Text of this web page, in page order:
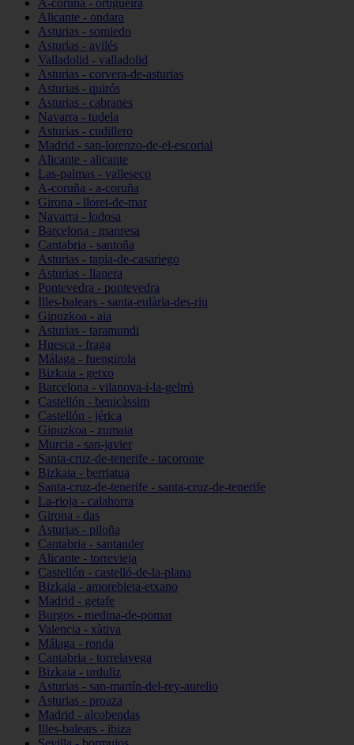
A-coruña - ortigueira
Alicante - ondara
Asturias - somiedo
Asturias - avilés
Valladolid - valladolid
Asturias - corvera-de-asturias
Asturias - quirós
Asturias - cabranes
Navarra - tudela
Asturias - cudillero
Madrid - san-lorenzo-de-el-escorial
Alicante - alicante
Las-palmas - valleseco
A-coruña - a-coruña
Girona - lloret-de-mar
Navarra - lodosa
Barcelona - manresa
Cantabria - santoña
Asturias - tapia-de-casariego
Asturias - llanera
Pontevedra - pontevedra
Illes-balears - santa-eulària-des-riu
Gipuzkoa - aia
Asturias - taramundi
Huesca - fraga
Málaga - fuengirola
Bizkaia - getxo
Barcelona - vilanova-i-la-geltrú
Castellón - benicàssim
Castellón - jérica
Gipuzkoa - zumaia
Murcia - san-javier
Santa-cruz-de-tenerife - tacoronte
Bizkaia - berriatua
Santa-cruz-de-tenerife - santa-cruz-de-tenerife
La-rioja - calahorra
Girona - das
Asturias - piloña
Cantabria - santander
Alicante - torrevieja
Castellón - castelló-de-la-plana
Bizkaia - amorebieta-etxano
Madrid - getafe
Burgos - medina-de-pomar
Valencia - xàtiva
Málaga - ronda
Cantabria - torrelavega
Bizkaia - urduliz
Asturias - san-martín-del-rey-aurelio
Asturias - proaza
Madrid - alcobendas
Illes-balears - ibiza